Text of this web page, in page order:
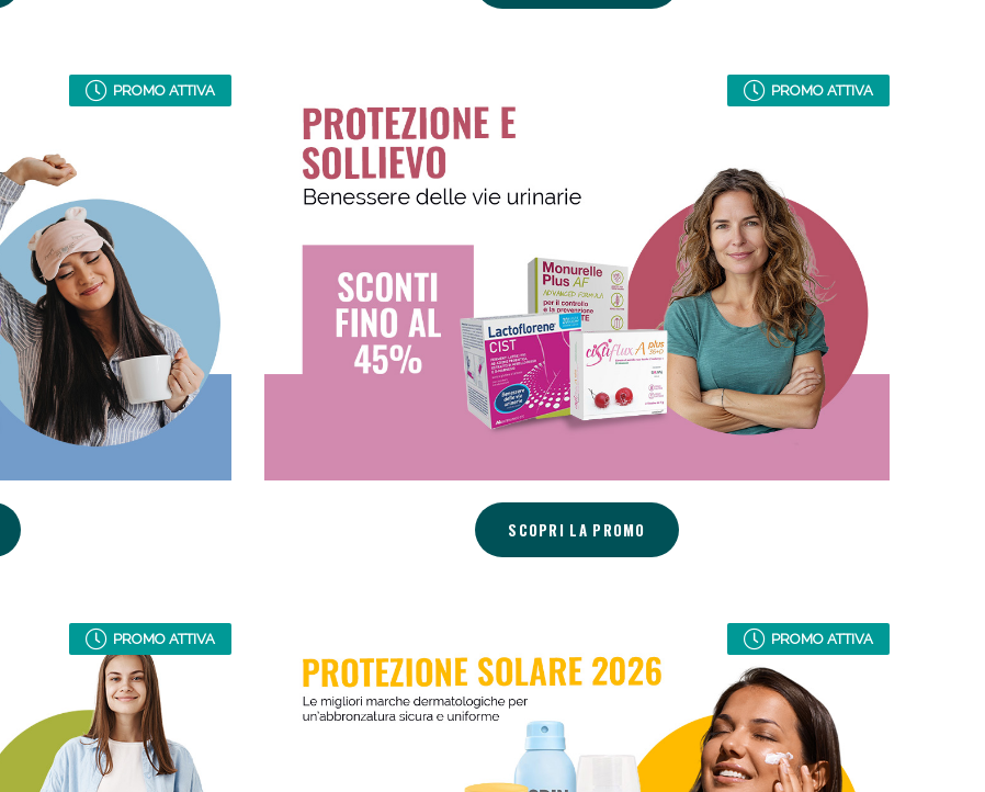
PROMO ATTIVA PROMO ATTIVA
SCOPRI LA PROMO
PROMO ATTIVA PROMO ATTIVA
Sconto fino al 55% disponibile oggi!
Vie Urinarie e Prostata: Sconti fino al 45% oggi!